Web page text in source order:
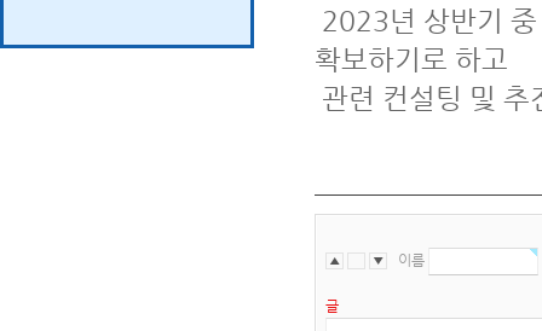
2023년 상반기
확보하기로 하고
관련 컨설팅 및 추
▲ ▼ 이름
글